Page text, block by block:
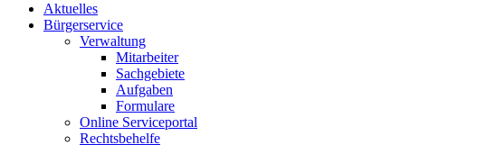
Aktuelles
Bürgerservice
Verwaltung
Mitarbeiter
Sachgebiete
Aufgaben
Formulare
Online Serviceportal
Rechtsbehelfe